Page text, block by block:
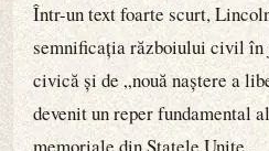
Într-un text foarte scurt,
semnificația războiului civil
civică și de „nouă naștere a
devenit un reper fundamental